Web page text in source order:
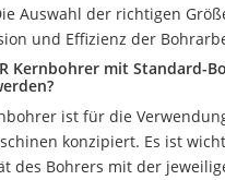
Auswahl der richtigen
und Effizienz der
Kernbohrer mit Standard-
ist für die
konzipiert. Es ist
des Bohrers mit der